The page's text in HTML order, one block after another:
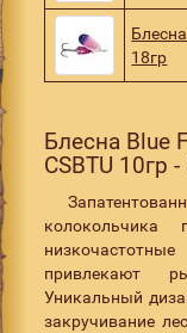
18гр
Блесна Blue
CSBTU 10гр
колокольчика
привлекают
Уникальный
закручивание